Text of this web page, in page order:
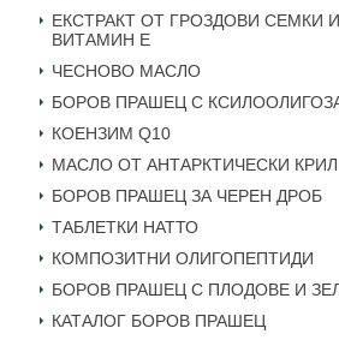
ЕКСТРАКТ ОТ ГРОЗДОВИ СЕМКИ
ВИТАМИН Е
ЧЕСНОВО МАСЛО
БОРОВ ПРАШЕЦ С
КОЕНЗИМ Q10
МАСЛО ОТ АНТАРКТИЧЕСКИ КРИЛ
БОРОВ ПРАШЕЦ ЗА ЧЕРЕН ДРОБ
ТАБЛЕТКИ НАТТО
КОМПОЗИТНИ ОЛИГОПЕПТИДИ
БОРОВ ПРАШЕЦ С ПЛОДОВЕ И
КАТАЛОГ БОРОВ ПРАШЕЦ